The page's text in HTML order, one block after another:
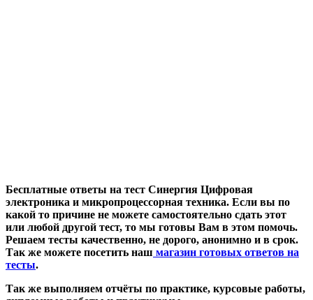
Бесплатные ответы на тест Синергия Цифровая
электроника и микропроцессорная техника. Если вы по
какой то причине не можете самостоятельно сдать этот
или любой другой тест, то мы готовы Вам в этом помочь.
Решаем тесты качественно, не дорого, анонимно и в срок.
Так же можете посетить наш магазин готовых ответов на
тесты.
Так же выполняем отчёты по практике, курсовые работы,